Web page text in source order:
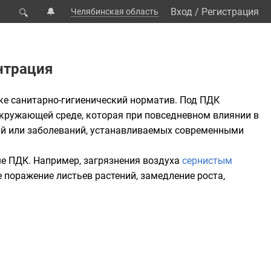
🔍 🔔 Челябинская область Вход / Регистрация
санитарно-гигиенический норматив. Под ПДК
среде, которая при повседневном влиянии в
или заболеваний, устанавливаемых современными
ПДК. Например, загрязнения воздуха сернистым
листьев растений, замедление роста,